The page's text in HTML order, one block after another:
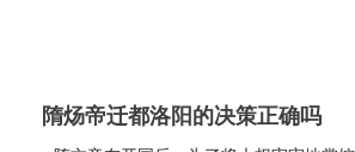
隋炀帝迁都洛阳的决策正确吗